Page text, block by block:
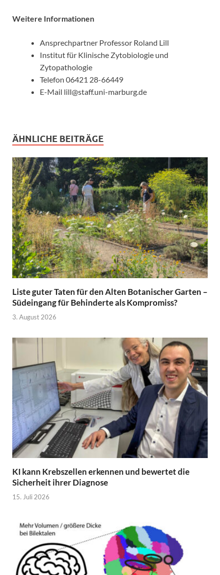
Weitere Informationen
Ansprechpartner Professor Roland Lill
Institut für Klinische Zytobiologie und
Zytopathologie
Telefon 06421 28-66449
E-Mail lill@staff.uni-marburg.de
ÄHNLICHE BEITRÄGE
Liste guter Taten für den Alten Botanischer Garten –
Südeingang für Behinderte als Kompromiss?
3. August 2026
KI kann Krebszellen erkennen und bewertet die
Sicherheit ihrer Diagnose
15. Juli 2026